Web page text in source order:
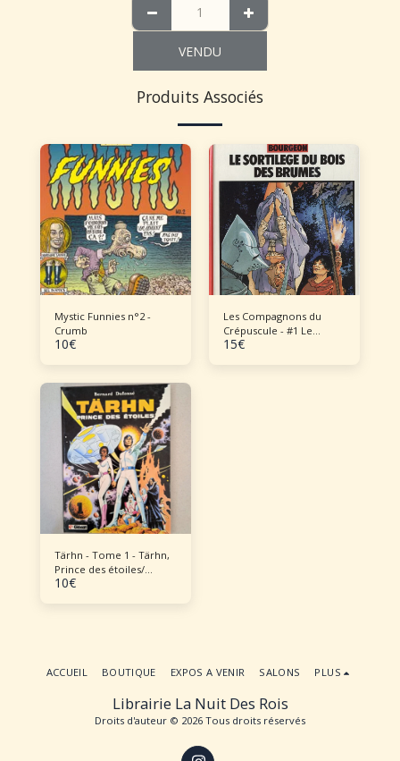
VENDU
Produits Associés
Mystic Funnies n°2 -
Crumb
10€
Les Compagnons du
Crépuscule - #1 Le
Sortilège du Bois des
15€
Tärhn - Tome 1 - Tärhn,
Prince des étoiles/
Klystar, Planète Océan
10€
Librairie La Nuit Des Rois
Droits d'auteur © 2026 Tous droits réservés
ACCUEIL BOUTIQUE EXPOS A VENIR SALONS PLUS